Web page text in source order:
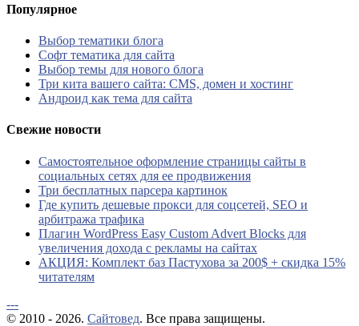
Популярное
Выбор тематики блога
Софт тематика для сайта
Выбор темы для нового блога
Три кита вашего сайта: CMS, домен и хостинг
Андроид как тема для сайта
Свежие новости
Самостоятельное оформление страницы сайты в
социальных сетях для ее продвижения
Три бесплатных парсера картинок
Где купить дешевые прокси для соцсетей, SEO и
арбитража трафика
Плагин WordPress Easy Custom Advert Blocks для
увеличения дохода с рекламы на сайтах
АКЦИЯ: Комплект баз Пастухова за 200$ + скидка 15%
читателям
---
© 2010 - 2026. Сайтовед. Все права защищены.